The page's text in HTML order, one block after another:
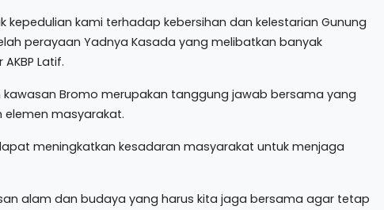
kepedulian kami terhadap kebersihan dan kelestarian Gunung
perayaan Yadnya Kasada yang melibatkan banyak
Latif.
kawasan Bromo merupakan tanggung jawab bersama yang
elemen masyarakat.
meningkatkan kesadaran masyarakat untuk menjaga
alam dan budaya yang harus kita jaga bersama agar tetap